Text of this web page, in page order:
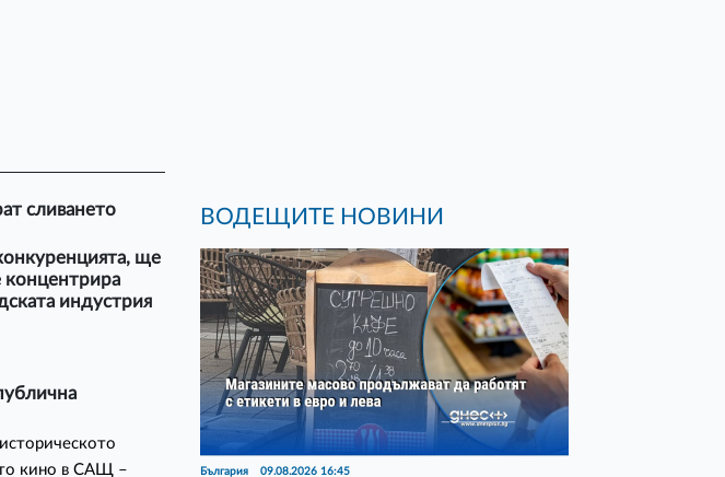
сливането
ще
индустрия
кино в САЩ –
ВОДЕЩИТЕ НОВИНИ
България 09.08.2026 16:45